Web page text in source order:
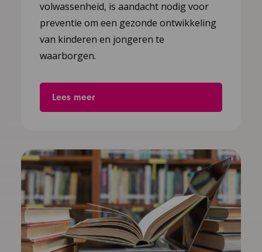
volwassenheid, is aandacht nodig voor
preventie om een gezonde ontwikkeling
van kinderen en jongeren te
waarborgen.
Lees meer